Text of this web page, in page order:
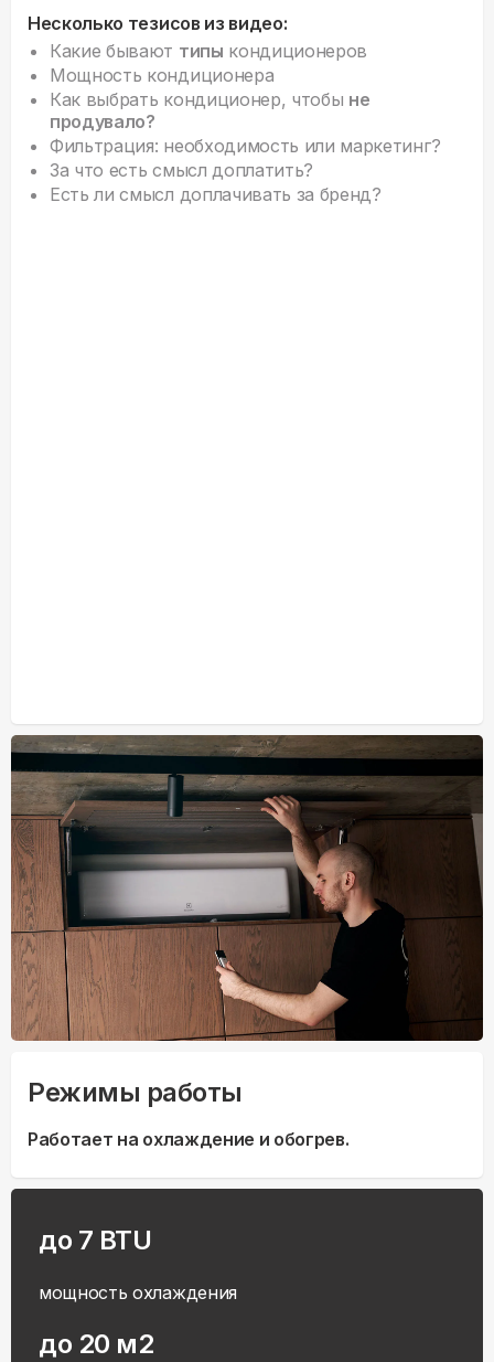
Несколько тезисов из видео:
Какие бывают типы кондиционеров
Мощность кондиционера
Как выбрать кондиционер, чтобы не
продувало?
Фильтрация: необходимость или маркетинг?
За что есть смысл доплатить?
Есть ли смысл доплачивать за бренд?
Режимы работы
Работает на охлаждение и обогрев.
до 7 BTU
мощность охлаждения
до 20 м2